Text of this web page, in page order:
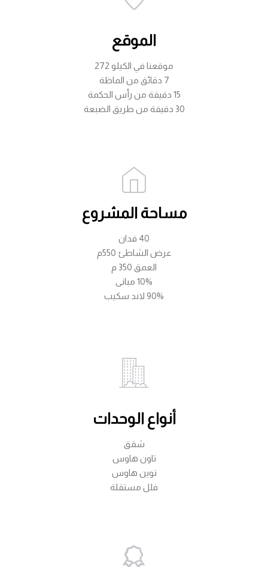
الموقع
موقعنا في الكيلو 272
7 دقائق من الماظة
15 دقيقة من رأس الحكمة
30 دقيقة من طريق الضبعة
مساحة المشروع
40 فدان
عرض الشاطئ 550م
العمق 350 م
10% مبانى
90% لاند سكيب
أنواع الوحدات
شقق
تاون هاوس
توين هاوس
فلل مستقلة